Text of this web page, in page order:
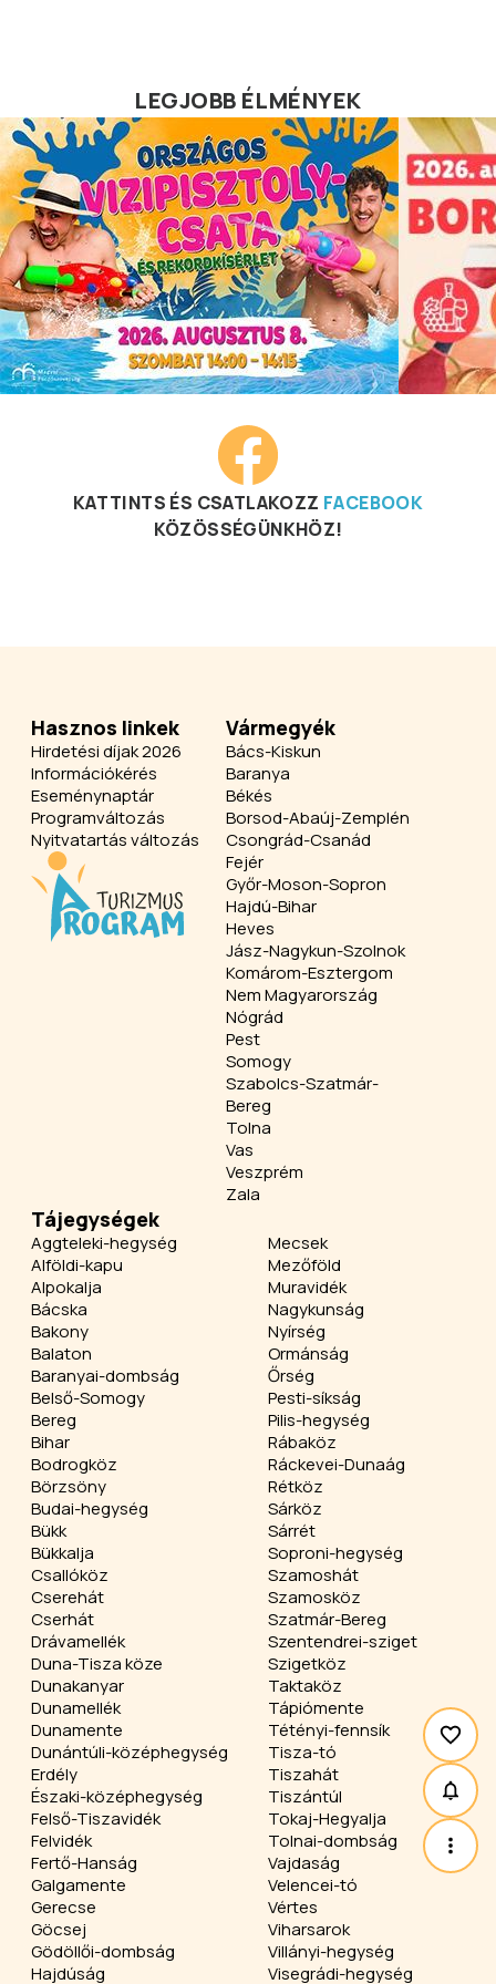
LEGJOBB ÉLMÉNYEK
KATTINTS ÉS CSATLAKOZZ FACEBOOK
KÖZÖSSÉGÜNKHÖZ!
Hasznos linkek
Hirdetési díjak 2026
Információkérés
Eseménynaptár
Programváltozás
Nyitvatartás változás
Vármegyék
Bács-Kiskun
Baranya
Békés
Borsod-Abaúj-Zemplén
Csongrád-Csanád
Fejér
Győr-Moson-Sopron
Hajdú-Bihar
Heves
Jász-Nagykun-Szolnok
Komárom-Esztergom
Nem Magyarország
Nógrád
Pest
Somogy
Szabolcs-Szatmár-
Bereg
Tolna
Vas
Veszprém
Zala
Tájegységek
Aggteleki-hegység
Alföldi-kapu
Alpokalja
Bácska
Bakony
Balaton
Baranyai-dombság
Belső-Somogy
Bereg
Bihar
Bodrogköz
Börzsöny
Budai-hegység
Bükk
Bükkalja
Csallóköz
Cserehát
Cserhát
Drávamellék
Duna-Tisza köze
Dunakanyar
Dunamellék
Dunamente
Dunántúli-középhegység
Erdély
Északi-középhegység
Felső-Tiszavidék
Felvidék
Fertő-Hanság
Galgamente
Gerecse
Göcsej
Gödöllői-dombság
Hajdúság
Mecsek
Mezőföld
Muravidék
Nagykunság
Nyírség
Ormánság
Őrség
Pesti-síkság
Pilis-hegység
Rábaköz
Ráckevei-Dunaág
Rétköz
Sárköz
Sárrét
Soproni-hegység
Szamoshát
Szamosköz
Szatmár-Bereg
Szentendrei-sziget
Szigetköz
Taktaköz
Tápiómente
Tétényi-fennsík
Tisza-tó
Tiszahát
Tiszántúl
Tokaj-Hegyalja
Tolnai-dombság
Vajdaság
Velencei-tó
Vértes
Viharsarok
Villányi-hegység
Visegrádi-hegység